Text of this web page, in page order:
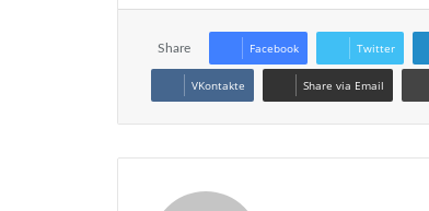
Share Facebook Twitter
VKontakte Share via Email